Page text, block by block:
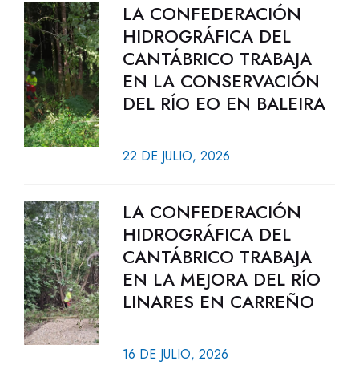
LA CONFEDERACIÓN
HIDROGRÁFICA DEL
CANTÁBRICO TRABAJA
EN LA CONSERVACIÓN
DEL RÍO EO EN BALEIRA
22 DE JULIO, 2026
LA CONFEDERACIÓN
HIDROGRÁFICA DEL
CANTÁBRICO TRABAJA
EN LA MEJORA DEL RÍO
LINARES EN CARREÑO
16 DE JULIO, 2026